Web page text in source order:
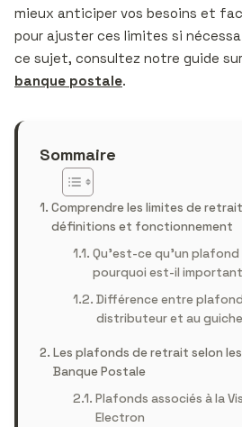
mieux anticiper vos besoins et
pour ajuster ces limites si
ce sujet, consultez notre guide sur
banque postale.
Sommaire
Comprendre les limites de
définitions et fonctionnement
Qu’est-ce qu’un
pourquoi est-il
Différence entre
distributeur et au
Les plafonds de retrait selon
Banque Postale
Plafonds associés à la
Electron